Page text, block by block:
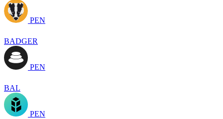
PEN
BADGER
PEN
BAL
PEN